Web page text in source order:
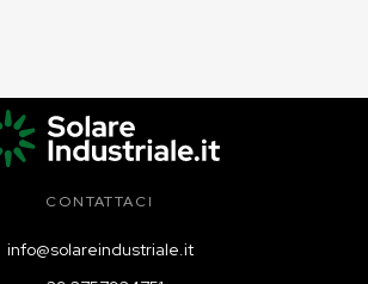
CONTATTACI
info@solareindustriale.it